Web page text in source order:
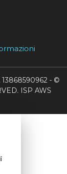
- ©
ISP AWS